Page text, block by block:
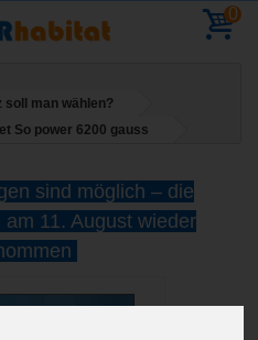
0
soll man wählen?
So power 6200 gauss
sind möglich – die
11. August wieder